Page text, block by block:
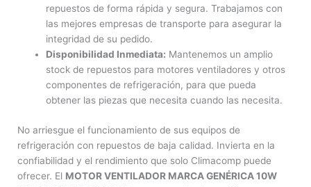
repuestos de forma rápida y segura. Trabajamos con
las mejores empresas de transporte para asegurar la
integridad de su pedido.
Disponibilidad Inmediata: Mantenemos un amplio
stock de repuestos para motores ventiladores y otros
componentes de refrigeración, para que pueda
obtener las piezas que necesita cuando las necesita.
No arriesgue el funcionamiento de sus equipos de
refrigeración con repuestos de baja calidad. Invierta en la
confiabilidad y el rendimiento que solo Climacomp puede
ofrecer. El MOTOR VENTILADOR MARCA GENÉRICA 10W